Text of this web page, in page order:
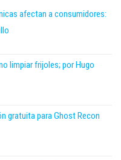
afectan a consumidores:
limpiar frijoles; por Hugo
gratuita para Ghost Recon